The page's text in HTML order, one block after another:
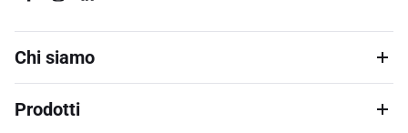
Chi siamo
Prodotti